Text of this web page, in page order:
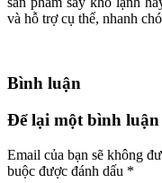
và hỗ trợ cụ thể, nhanh
Bình luận
Để lại một bình luận
Email của bạn sẽ không
buộc được đánh dấu *